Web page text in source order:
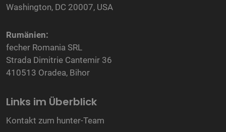
Washington, DC 20007, USA
Rumänien:
fecher Romania SRL
Strada Dimitrie Cantemir 36
410513 Oradea, Bihor
Links im Überblick
Kontakt zum hunter-Team